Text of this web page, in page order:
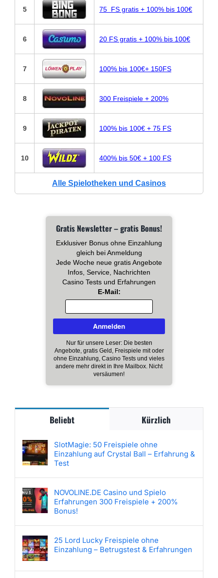
5 75 FS gratis + 100% bis 100€
6 20 FS gratis + 100% bis 100€
7 100% bis 100€+ 150FS
8 300 Freispiele + 200%
9 100% bis 100€ + 75 FS
10 400% bis 50€ + 100 FS
Alle Spielotheken und Casinos
Gratis Newsletter – gratis Bonus!
Exklusiver Bonus ohne Einzahlung
gleich bei Anmeldung
Jede Woche neue gratis Angebote
Infos, Service, Nachrichten
Casino Tests und Erfahrungen
E-Mail:
Nur für unsere Leser: Die besten
Angebote, gratis Geld, Freispiele mit oder
ohne Einzahlung, Casino Tests und vieles
andere mehr direkt in Ihre Mailbox. Nicht
versäumen!
Beliebt Kürzlich
SlotMagie: 50 Freispiele ohne
Einzahlung auf Crystal Ball – Erfahrung &
Test
NOVOLINE.DE Casino und Spielo
Erfahrungen 300 Freispiele + 200%
Bonus!
25 Lord Lucky Freispiele ohne
Einzahlung – Betrugstest & Erfahrungen